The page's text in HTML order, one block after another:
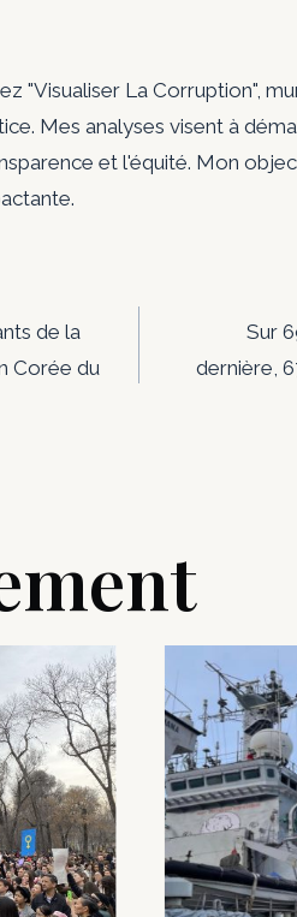
"Visualiser La Corruption",
Mes analyses visent à
et l'équité. Mon
de la
Corée du
Sur
dernière,